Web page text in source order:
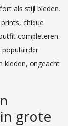
als stijl bieden.
chique
completeren.
kleden, ongeacht
grote